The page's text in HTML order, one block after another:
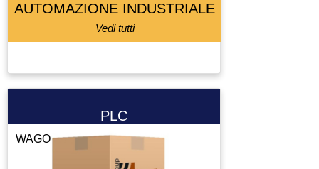
AUTOMAZIONE INDUSTRIALE
Vedi tutti
PLC
WAGO